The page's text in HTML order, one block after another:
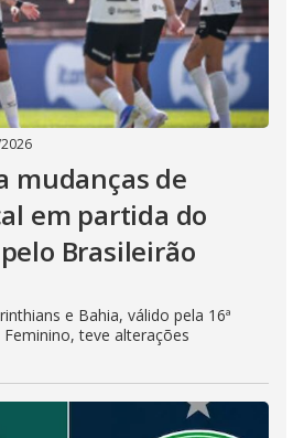
mudanças de
em partida do
Brasileirão
e Bahia, válido pela 16ª
teve alterações